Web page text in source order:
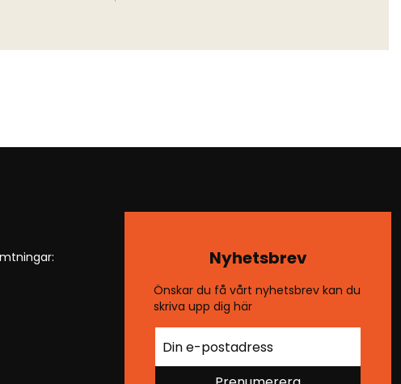
Nyhetsbrev
Önskar du få vårt nyhetsbrev kan du
skriva upp dig här